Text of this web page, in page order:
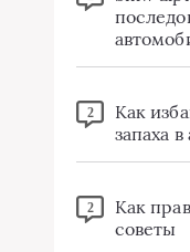
2
Как
запаха
2
Как
советы